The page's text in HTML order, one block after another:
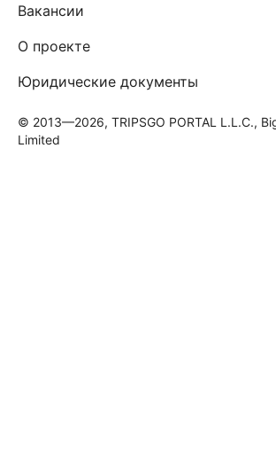
Вакансии
О проекте
Юридические документы
© 2013—2026, TRIPSGO PORTAL L.L.C.,
Limited